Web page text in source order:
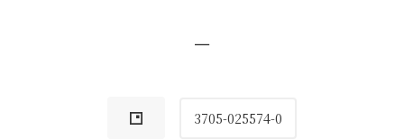
−
3705-025574-0